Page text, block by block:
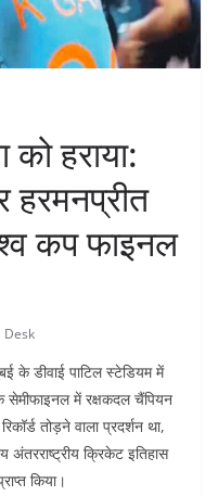
हराया:
हरमनप्रीत
कप फाइनल
Desk
के डीवाई पाटिल स्टेडियम में
में रक्षकदल चैंपियन
तोड़ने वाला प्रदर्शन था,
अंतरराष्ट्रीय क्रिकेट इतिहास
किया।